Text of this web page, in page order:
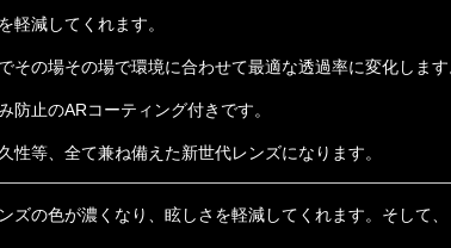
軽減してくれます。
の場その場で環境に合わせて最適な透過率に変化します
止のARコーティング付きです。
等、全て兼ね備えた新世代レンズになります。
の色が濃くなり、眩しさを軽減してくれます。そして